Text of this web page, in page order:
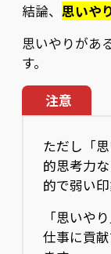
結論、 思いや
思いやりがあ
す。
注意
ただし「
的思考力
的で弱い
「思いや
仕事に貢